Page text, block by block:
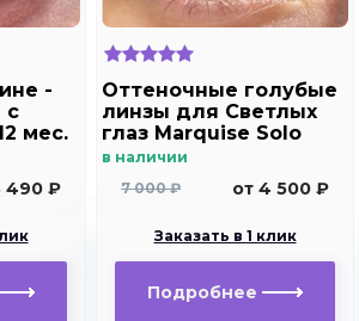
-
c
мес.
Blue
490 ₽
Оттеночные голубые
линзы для Светлых
глаз Marquise Solo
blue для
близорукости
в наличии
7 000 ₽
от 4 500 ₽
Заказать в 1 клик
Подробнее